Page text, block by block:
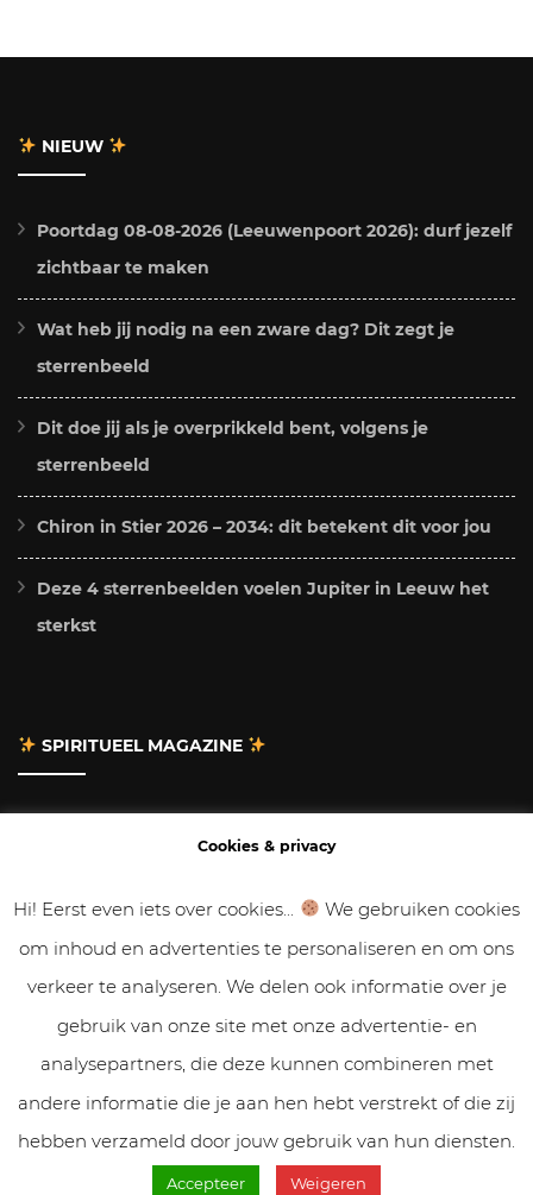
NIEUW
Poortdag 08-08-2026 (Leeuwenpoort 2026): durf jezelf
zichtbaar te maken
Wat heb jij nodig na een zware dag? Dit zegt je
sterrenbeeld
Dit doe jij als je overprikkeld bent, volgens je
sterrenbeeld
Chiron in Stier 2026 – 2034: dit betekent dit voor jou
Deze 4 sterrenbeelden voelen Jupiter in Leeuw het
sterkst
SPIRITUEEL MAGAZINE
Gastbloggen
Samenwerken
Cookies & Privacy
Cookies & privacy
Hi! Eerst even iets over cookies...
We gebruiken cookies
om inhoud en advertenties te personaliseren en om ons
verkeer te analyseren. We delen ook informatie over je
gebruik van onze site met onze advertentie- en
analysepartners, die deze kunnen combineren met
andere informatie die je aan hen hebt verstrekt of die zij
hebben verzameld door jouw gebruik van hun diensten.
Accepteer Weigeren